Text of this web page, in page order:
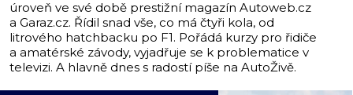
úroveň ve své době prestižní magazín Autoweb.cz
a Garaz.cz. Řídil snad vše, co má čtyři kola, od
litrového hatchbacku po F1. Pořádá kurzy pro řidiče
a amatérské závody, vyjadřuje se k problematice v
televizi. A hlavně dnes s radostí píše na AutoŽivě.